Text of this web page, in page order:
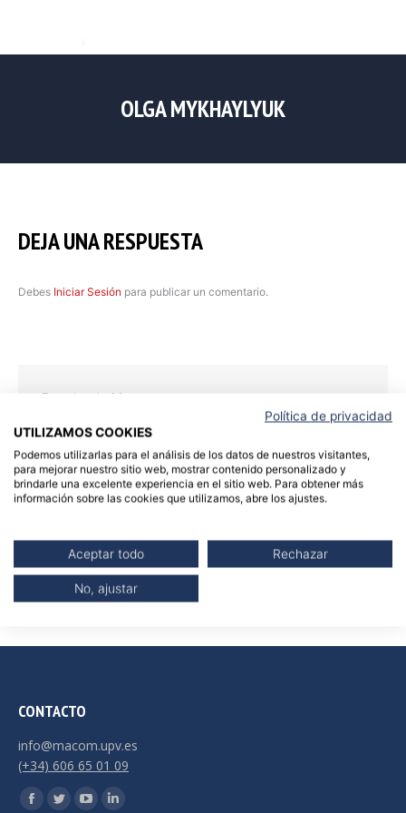
OLGA MYKHAYLYUK
DEJA UNA RESPUESTA
Debes Iniciar Sesión para publicar un comentario.
Experiencia Macom
Cultura Marketing
Summer Marketing Workshops
Contacto
CONTACTO
info@macom.upv.es
(+34) 606 65 01 09
Encuéntranos en:
Facebook
TwitterYouTubeLinkedin
Política de privacidad
UTILIZAMOS COOKIES
Podemos utilizarlas para el análisis de los datos de nuestros visitantes,
para mejorar nuestro sitio web, mostrar contenido personalizado y
brindarle una excelente experiencia en el sitio web. Para obtener más
información sobre las cookies que utilizamos, abre los ajustes.
Aceptar todo Rechazar
No, ajustar